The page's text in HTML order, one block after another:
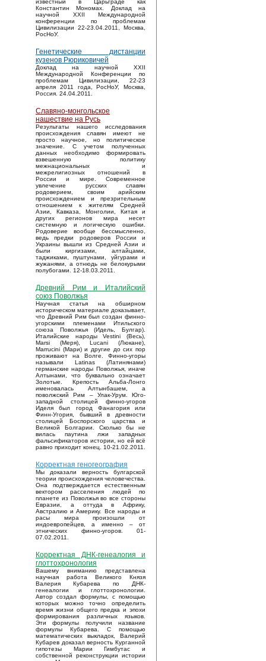
известный в Царьграде как
Константин Мономах. Доклад на
научной XXII Международной
конференции по проблемам
Цивилизации 22-23.04.2011, Москва,
РосНоУ.
Генетические дистанции
кузенов Рюриковичей
Доклад на научной XXII
Международной Конференции по
проблемам Цивилизации, 22-23
апреля 2011 года, РосНоУ, Москва,
Россия. 24.04.2011.
Славяно-монгольское
нашествие на Русь
Результаты нашего исследования
происхождения славян имеют не
просто научное, но политическое
значение. С учетом полученных
данных необходимо формировать
взвешенную политику
межнациональных и
межрелигиозных отношений в
России и мире. Современное
увлечение русских славян
родоверием, своим арийским
происхождением и презрительным
отношением к жителям Средней
Азии, Кавказа, Монголии, Китая и
других регионов мира несет
системную и логическую ошибки.
Родоверие вообще бессмысленно,
ведь предки родоверов России и
Украины вышли из Средней Азии и
были киргизами, алтайцами,
таджиками, пуштунами, уйгурами и
жужанями, а отнюдь не белокурыми
полубогами. 12-18.03.2011.
Древний Рим и Италийский
союз Поволжья
Научная статья на обширном
историческом материале доказывает,
что Древний Рим был создан финно-
угорскими племенами Итильского
союза Поволжья (Идель, Булгар).
Италийские народы Vestini (Весь),
Marsi (Меря), Lucani (Люкане),
Marrucini (Мари) и другие до сих пор
проживают на Волге. Финно-угоры
называли Latinas (Латинянами)
германские народы Поволжья, иначе
Алтынами, что буквально означает
Золотые. Крепость Альба-Лонго
именовалась Алтынбашем, а
поволжский Рим – Улак-Урум. Юго-
западной столицей финно-угоров
Иделя был город Фанагория или
Финн-Угория, бывший в древности
столицей Боспорского царства и
Великой Болгарии. Сколько бы не
вилась паутина лжи западных
фальсификаторов истории, но ей всё
равно приходит конец. 10-21.02.2011.
Корректная геногеография
Мы доказали верность булгарской
теории происхождения человечества.
Она подтверждается естественным
вектором расселения людей по
планете из Поволжья во все стороны
Евразии, а оттуда в Африку,
Австралию и Америку. Все народы и
расы мира произошли от
индоевропейцев, а именно – от
этнических финно-угоров. 01-
07.02.2011.
Корректная ДНК-генеалогия и
глоттохронология
Вашему вниманию представлена
научная работа Великого Князя
Валерия Кубарева по ДНК-
генеалогии и глоттохронологии.
Автор создал формулы, с помощью
которых можно точно определить
время жизни общего предка и эпохи
формирования различных языков.
Эти формулы получили название
формулы Кубарева. С помощью
математических выкладок, Валерий
Кубарев доказал верность Курганной
гипотезы Марии Гимбутас и
собственной реконструкции истории